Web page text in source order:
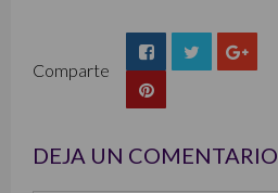
Comparte
DEJA UN COMENTARIO